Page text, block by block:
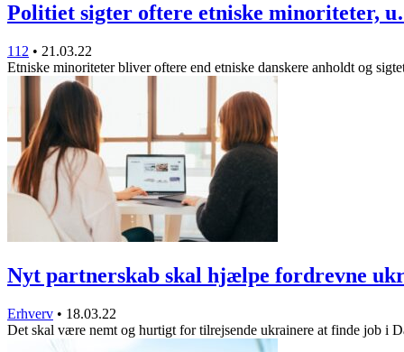
Politiet sigter oftere etniske minoriteter,
112 • 21.03.22
Etniske minoriteter bliver oftere end etniske danskere anholdt og
Nyt partnerskab skal hjælpe fordrevne
Erhverv • 18.03.22
Det skal være nemt og hurtigt for tilrejsende ukrainere at finde job i